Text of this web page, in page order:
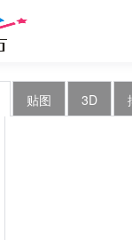
贴图 3D